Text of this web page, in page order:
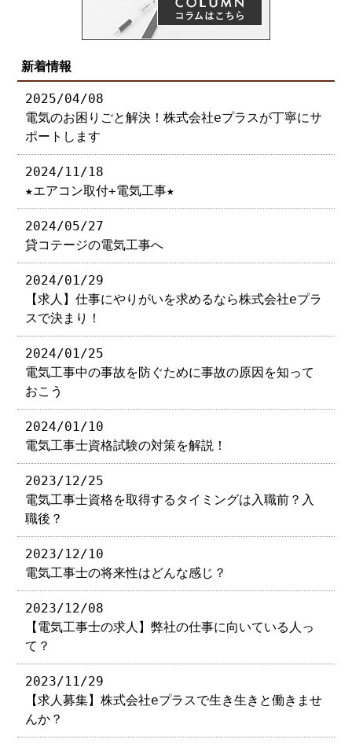
新着情報
2025/04/08
電気のお困りごと解決！株式会社eプラスが丁寧にサ
ポートします
2024/11/18
★エアコン取付+電気工事★
2024/05/27
貸コテージの電気工事へ
2024/01/29
【求人】仕事にやりがいを求めるなら株式会社eプラ
スで決まり！
2024/01/25
電気工事中の事故を防ぐために事故の原因を知って
おこう
2024/01/10
電気工事士資格試験の対策を解説！
2023/12/25
電気工事士資格を取得するタイミングは入職前？入
職後？
2023/12/10
電気工事士の将来性はどんな感じ？
2023/12/08
【電気工事士の求人】弊社の仕事に向いている人っ
て？
2023/11/29
【求人募集】株式会社eプラスで生き生きと働きませ
んか？